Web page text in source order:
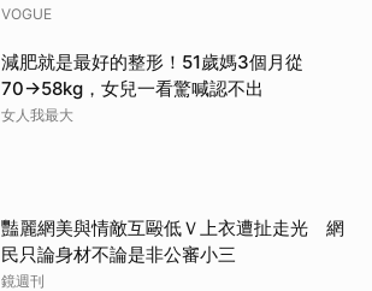
VOGUE
減肥就是最好的整形！51歲媽3個月從
70→58kg，女兒一看驚喊認不出
女人我最大
豔麗網美與情敵互毆低Ｖ上衣遭扯走光 網
民只論身材不論是非公審小三
鏡週刊